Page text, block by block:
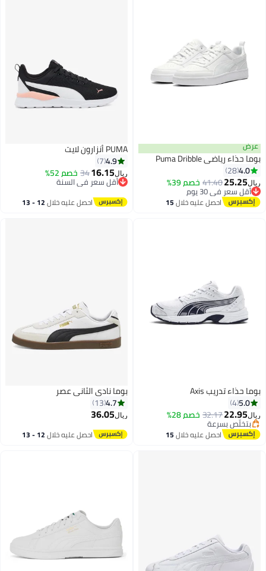
عرض
بوما حذاء رياضي Puma Dribble
4.0
28
ريال25.25
41.40خصم 39%
أقل سعر في 30 يوم
أقل سعر في 30 يوماحصل عليه خلال15
PUMA أنزارون لايت
4.9
7
ريال16.15
34 خصم 52%
أقل سعر في السنة
أقل سعر في السنة
احصل عليه خلال 12 - 13
بوما حذاء تدريب Axis
5.0
4
ريال22.95
32.17خصم 28%
بتخلّص بسرعة
بتخلّص بسرعةاحصل عليه خلال15
4
بوما نادي الثاني عصر
4.7
13
ريال36.05
احصل عليه خلال 12 - 13